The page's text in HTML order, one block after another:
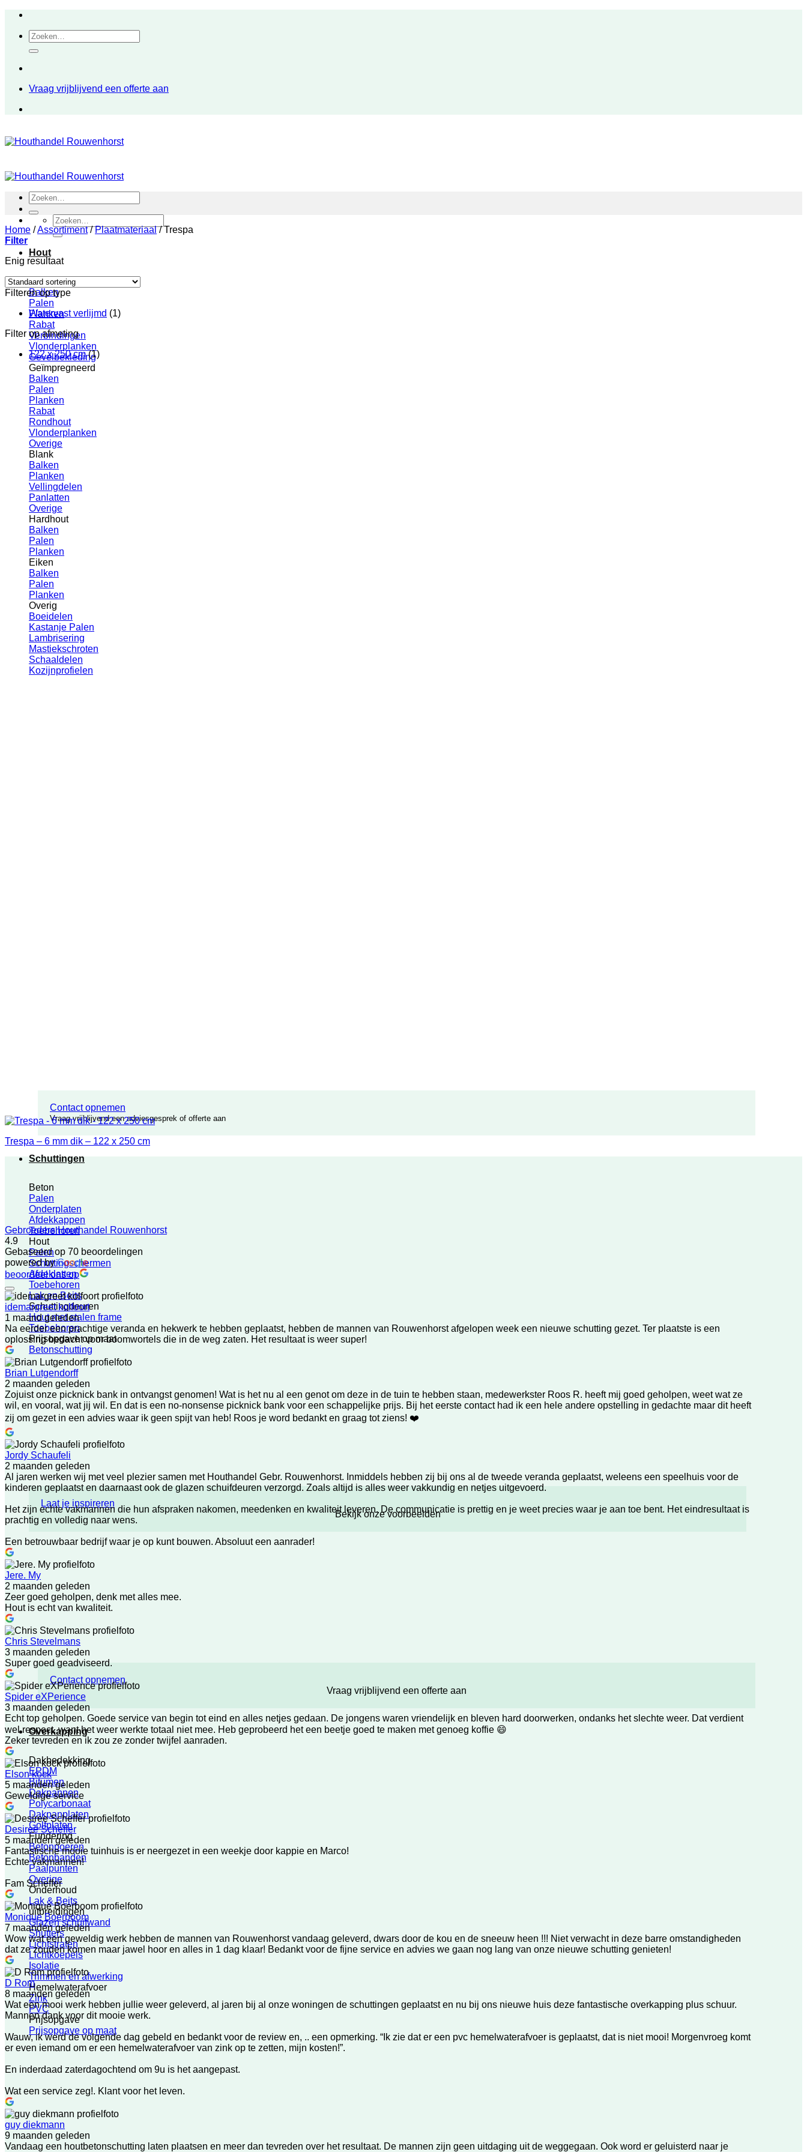
inhoudZoeken
naar:
Vraag vrijblijvend een offerte aan
Zoeken
naar:
Hout
Douglas
Balken
Palen
Planken
Rabat
Verbindingen
Vlonderplanken
Gevelbekleding
Geïmpregneerd
Balken
Palen
Planken
Rabat
Rondhout
Vlonderplanken
Overige
Blank
Balken
Planken
Vellingdelen
Panlatten
Overige
Hardhout
Balken
Palen
Planken
Eiken
Balken
Palen
Planken
Overig
Boeidelen
Kastanje Palen
Lambrisering
Mastiekschroten
Schaaldelen
Kozijnprofielen
Contact opnemen
Vraag vrijblijvend een adviesgesprek of offerte aan
Schuttingen
Beton
Palen
Onderplaten
Afdekkappen
Toebehoren
Hout
Palen
Schuttingschermen
Afdeklatten
Toebehoren
Lak en Beits
Schuttingdeuren
Hout met stalen frame
Toebehoren
Prijsopgave op maat
Betonschutting
Laat je inspireren
Bekijk onze voorbeelden
Contact opnemen
Vraag vrijblijvend een offerte aan
Overkapping
Dakbedekking
EPDM
Bitumen
Dakpannen
Polycarbonaat
Dakpanplaten
Golfplaten
Fundering
Betonpoeren
Betonbanden
Paalpunten
Overige
Onderhoud
Lak & Beits
uitbreidingen
Glazen schuifwand
Shutters
Lichtstraten
Lichtkoepels
Isolatie
Trimmen en afwerking
Hemelwaterafvoer
Zink
PVC
Prijsopgave
Prijsopgave op maat
Zoeken
naar:
Home /Assortiment / Plaatmateriaal /Trespa
Filter
Enig resultaat
Filteren op type
Watervast verlijmd (1)
Filter op afmeting
122 x 250 cm (1)
Trespa – 6 mm dik – 122 x 250 cm
Gebroeders Houthandel Rouwenhorst
4.9
Gebaseerd op 70 beoordelingen
powered byGoogle
beoordeel ons op
idemargreet kolfoort
1 maand geleden
Na eerder een prachtige veranda en hekwerk te hebben geplaatst, hebben de mannen van Rouwenhorst afgelopen week een nieuwe schutting gezet. Ter plaatste is een
oplossing bedacht voor boomwortels die in de weg zaten. Het resultaat is weer super!
Brian Lutgendorff
2 maanden geleden
Zojuist onze picknick bank in ontvangst genomen! Wat is het nu al een genot om deze in de tuin te hebben staan, medewerkster Roos R. heeft mij goed geholpen, weet wat ze
wil, en vooral, wat jij wil. En dat is een no-nonsense picknick bank voor een schappelijke prijs. Bij het eerste contact had ik een hele andere opstelling in gedachte maar dit heeft
zij om gezet in een advies waar ik geen spijt van heb! Roos je word bedankt en graag tot ziens! ❤️
Jordy Schaufeli
2 maanden geleden
Al jaren werken wij met veel plezier samen met Houthandel Gebr. Rouwenhorst. Inmiddels hebben zij bij ons al de tweede veranda geplaatst, weleens een speelhuis voor de
kinderen geplaatst en daarnaast ook de glazen schuifdeuren verzorgd. Zoals altijd is alles weer vakkundig en netjes uitgevoerd.
Het zijn echte vakmannen die hun afspraken nakomen, meedenken en kwaliteit leveren. De communicatie is prettig en je weet precies waar je aan toe bent. Het eindresultaat is
prachtig en volledig naar wens.
Een betrouwbaar bedrijf waar je op kunt bouwen. Absoluut een aanrader!
Jere. My
2 maanden geleden
Zeer goed geholpen, denk met alles mee.
Hout is echt van kwaliteit.
Chris Stevelmans
3 maanden geleden
Super goed geadviseerd.
Spider eXPerience
3 maanden geleden
Echt top geholpen. Goede service van begin tot eind en alles netjes gedaan. De jongens waren vriendelijk en bleven hard doorwerken, ondanks het slechte weer. Dat verdient
wel respect, want het weer werkte totaal niet mee. Heb geprobeerd het een beetje goed te maken met genoeg koffie 😄
Zeker tevreden en ik zou ze zonder twijfel aanraden.
Elson kock
5 maanden geleden
Geweldige service
Desiree Scheffer
5 maanden geleden
Fantastische mooie tuinhuis is er neergezet in een weekje door kappie en Marco!
Echte vakmannen!
Fam Scheffer
Monique Boerboom
7 maanden geleden
Wow wat een geweldig werk hebben de mannen van Rouwenhorst vandaag geleverd, dwars door de kou en de sneeuw heen !!! Niet verwacht in deze barre omstandigheden
dat ze zouden komen maar jawel hoor en alles in 1 dag klaar! Bedankt voor de fijne service en advies we gaan nog lang van onze nieuwe schutting genieten!
D Rom
8 maanden geleden
Wat een mooi werk hebben jullie weer geleverd, al jaren bij al onze woningen de schuttingen geplaatst en nu bij ons nieuwe huis deze fantastische overkapping plus schuur.
Mannen dank voor dit mooie werk.
Wauw, ik werd de volgende dag gebeld en bedankt voor de review en, .. een opmerking. “Ik zie dat er een pvc hemelwaterafvoer is geplaatst, dat is niet mooi! Morgenvroeg komt
er even iemand om er een hemelwaterafvoer van zink op te zetten, mijn kosten!”.
En inderdaad zaterdagochtend om 9u is het aangepast.
Wat een service zeg!. Klant voor het leven.
guy diekmann
9 maanden geleden
Vandaag een houtbetonschutting laten plaatsen en meer dan tevreden over het resultaat. De mannen zijn geen uitdaging uit de weggegaan. Ook word er geluisterd naar je